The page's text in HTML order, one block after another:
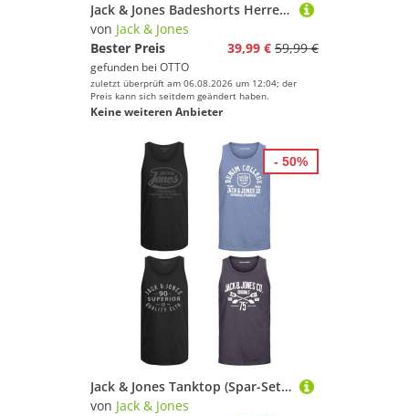
Jack & Jones Badeshorts Herren Badehose JPSTMAUI SWIM MIX SMU 2PK Regular Fit (2-St) Sportshorts mit Kordelzug
von Jack & Jones
Bester Preis
39,99 € 59,99 €
gefunden bei OTTO
zuletzt überprüft am 06.08.2026 um 12:04; der
Preis kann sich seitdem geändert haben.
Keine weiteren Anbieter
Jack & Jones Tanktop (Spar-Set, 4er-Pack) in unifarbe
von Jack & Jones
- 50%